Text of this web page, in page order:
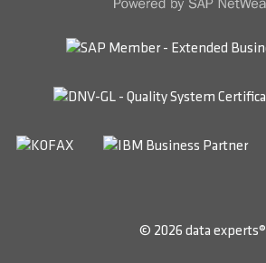
© 2026 data experts®